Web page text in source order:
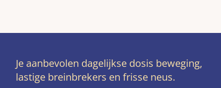
Je aanbevolen dagelijkse dosis beweging,
lastige breinbrekers en frisse neus.